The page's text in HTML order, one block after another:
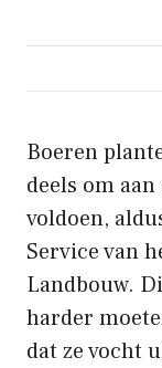
Boeren
deels om
voldoen,
Service van
Landbouw.
harder
dat ze vocht